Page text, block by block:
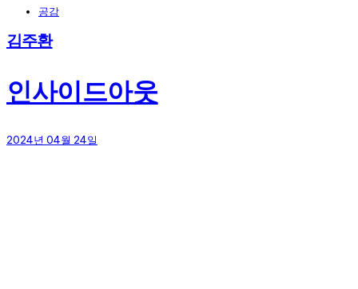
공감
김주환
인사이드아웃
2024년 04월 24일